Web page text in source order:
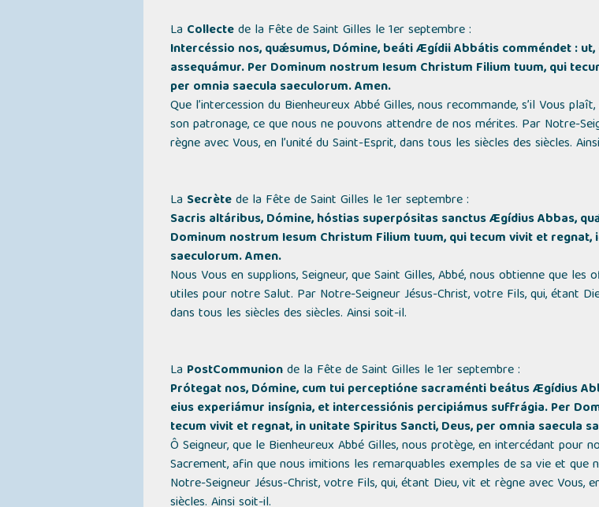
La Collectede la Fête de Saint Gilles le 1er septembre :
Intercéssio nos, quǽsumus, Dómine, beáti Ægídii Abbátis comméndet :
assequámur. Per Dominum nostrum Iesum Christum Filium tuum, qui
per omnia saecula saeculorum. Amen.
Que l’intercession du Bienheureux Abbé Gilles, nous recommande, s’il Vous
son patronage, ce que nous ne pouvons attendre de nos mérites. Par Notre-
règne avec Vous, en l’unité du Saint-Esprit, dans tous les siècles des siècles.
La Secrètede la Fête de Saint Gilles le 1er septembre :
Sacris altáribus, Dómine, hóstias superpósitas sanctus Ægídius Abbas,
Dominum nostrum Iesum Christum Filium tuum, qui tecum vivit et
saeculorum. Amen.
Nous Vous en supplions, Seigneur, que Saint Gilles, Abbé, nous obtienne que
utiles pour notre Salut. Par Notre-Seigneur Jésus-Christ, votre Fils, qui, étant
dans tous les siècles des siècles. Ainsi soit-il.
La PostCommunionde la Fête de Saint Gilles le 1er septembre :
Prótegat nos, Dómine, cum tui perceptióne sacraménti beátus Ægídius
eius experiámur insígnia, et intercessiónis percipiámus suffrágia. Per
tecum vivit et regnat, in unitate Spiritus Sancti, Deus, per omnia saecula
Ô Seigneur, que le Bienheureux Abbé Gilles, nous protège, en intercédant
Sacrement, afin que nous imitions les remarquables exemples de sa vie et
Notre-Seigneur Jésus-Christ, votre Fils, qui, étant Dieu, vit et règne avec Vous,